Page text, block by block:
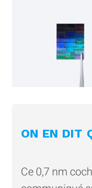
ON EN DIT
Ce 0,7 nm